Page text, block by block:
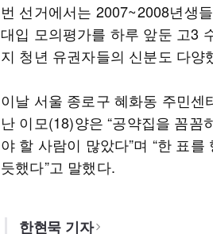
번 선거에서는 2007~2008년생
대입 모의평가를 하루 앞둔 고3
지 청년 유권자들의 신분도 다양
이날 서울 종로구 혜화동 주민센
난 이모(18)양은 “공약집을 꼼
야 할 사람이 많았다”며 “한 표
듯했다”고 말했다.
한현묵 기자